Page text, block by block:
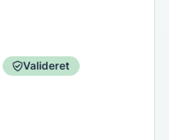
Valideret